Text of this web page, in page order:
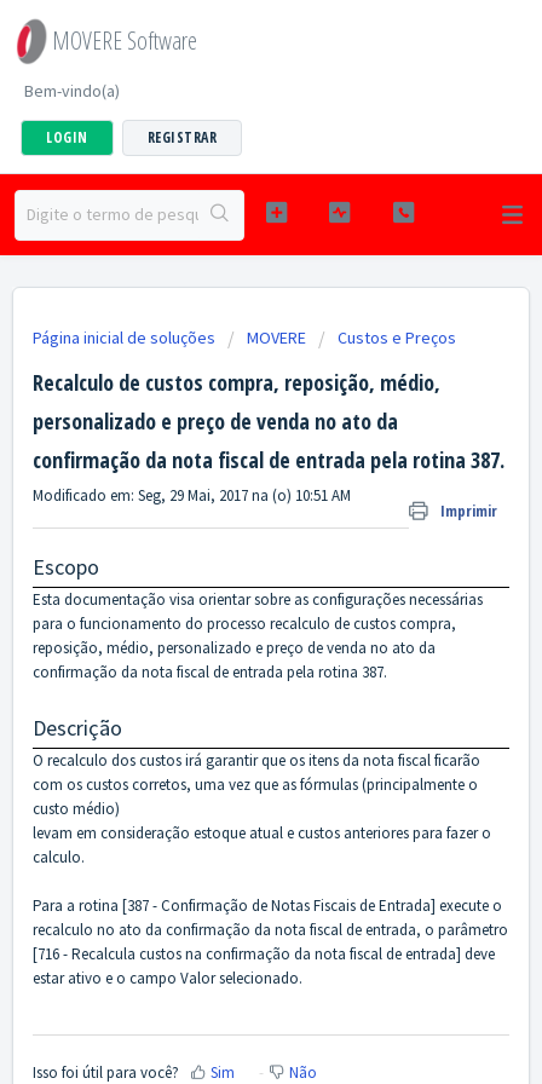
MOVERE Software
Bem-vindo(a)
LOGIN REGISTRAR
Página inicial de soluções MOVERE Custos e Preços
Recalculo de custos compra, reposição, médio,
personalizado e preço de venda no ato da
confirmação da nota fiscal de entrada pela rotina 387.
Imprimir
Modificado em: Seg, 29 Mai, 2017 na (o) 10:51 AM
Escopo
Esta documentação visa orientar sobre as configurações necessárias
para o funcionamento do processo recalculo de custos compra,
reposição, médio, personalizado e preço de venda no ato da
confirmação da nota fiscal de entrada pela rotina 387.
Descrição
O recalculo dos custos irá garantir que os itens da nota fiscal ficarão
com os custos corretos, uma vez que as fórmulas (principalmente o
custo médio)
levam em consideração estoque atual e custos anteriores para fazer o
calculo.
Para a rotina [387 - Confirmação de Notas Fiscais de Entrada] execute o
recalculo no ato da confirmação da nota fiscal de entrada, o parâmetro
[716 - Recalcula custos na confirmação da nota fiscal de entrada] deve
estar ativo e o campo Valor selecionado.
Isso foi útil para você? Sim Não